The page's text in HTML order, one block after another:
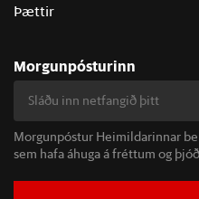
Þættir
Morgunpósturinn
Morgunpóstur Heimildarinnar
sem hafa áhuga á fréttum og